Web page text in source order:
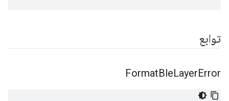
توابع
FormatBleLayerError